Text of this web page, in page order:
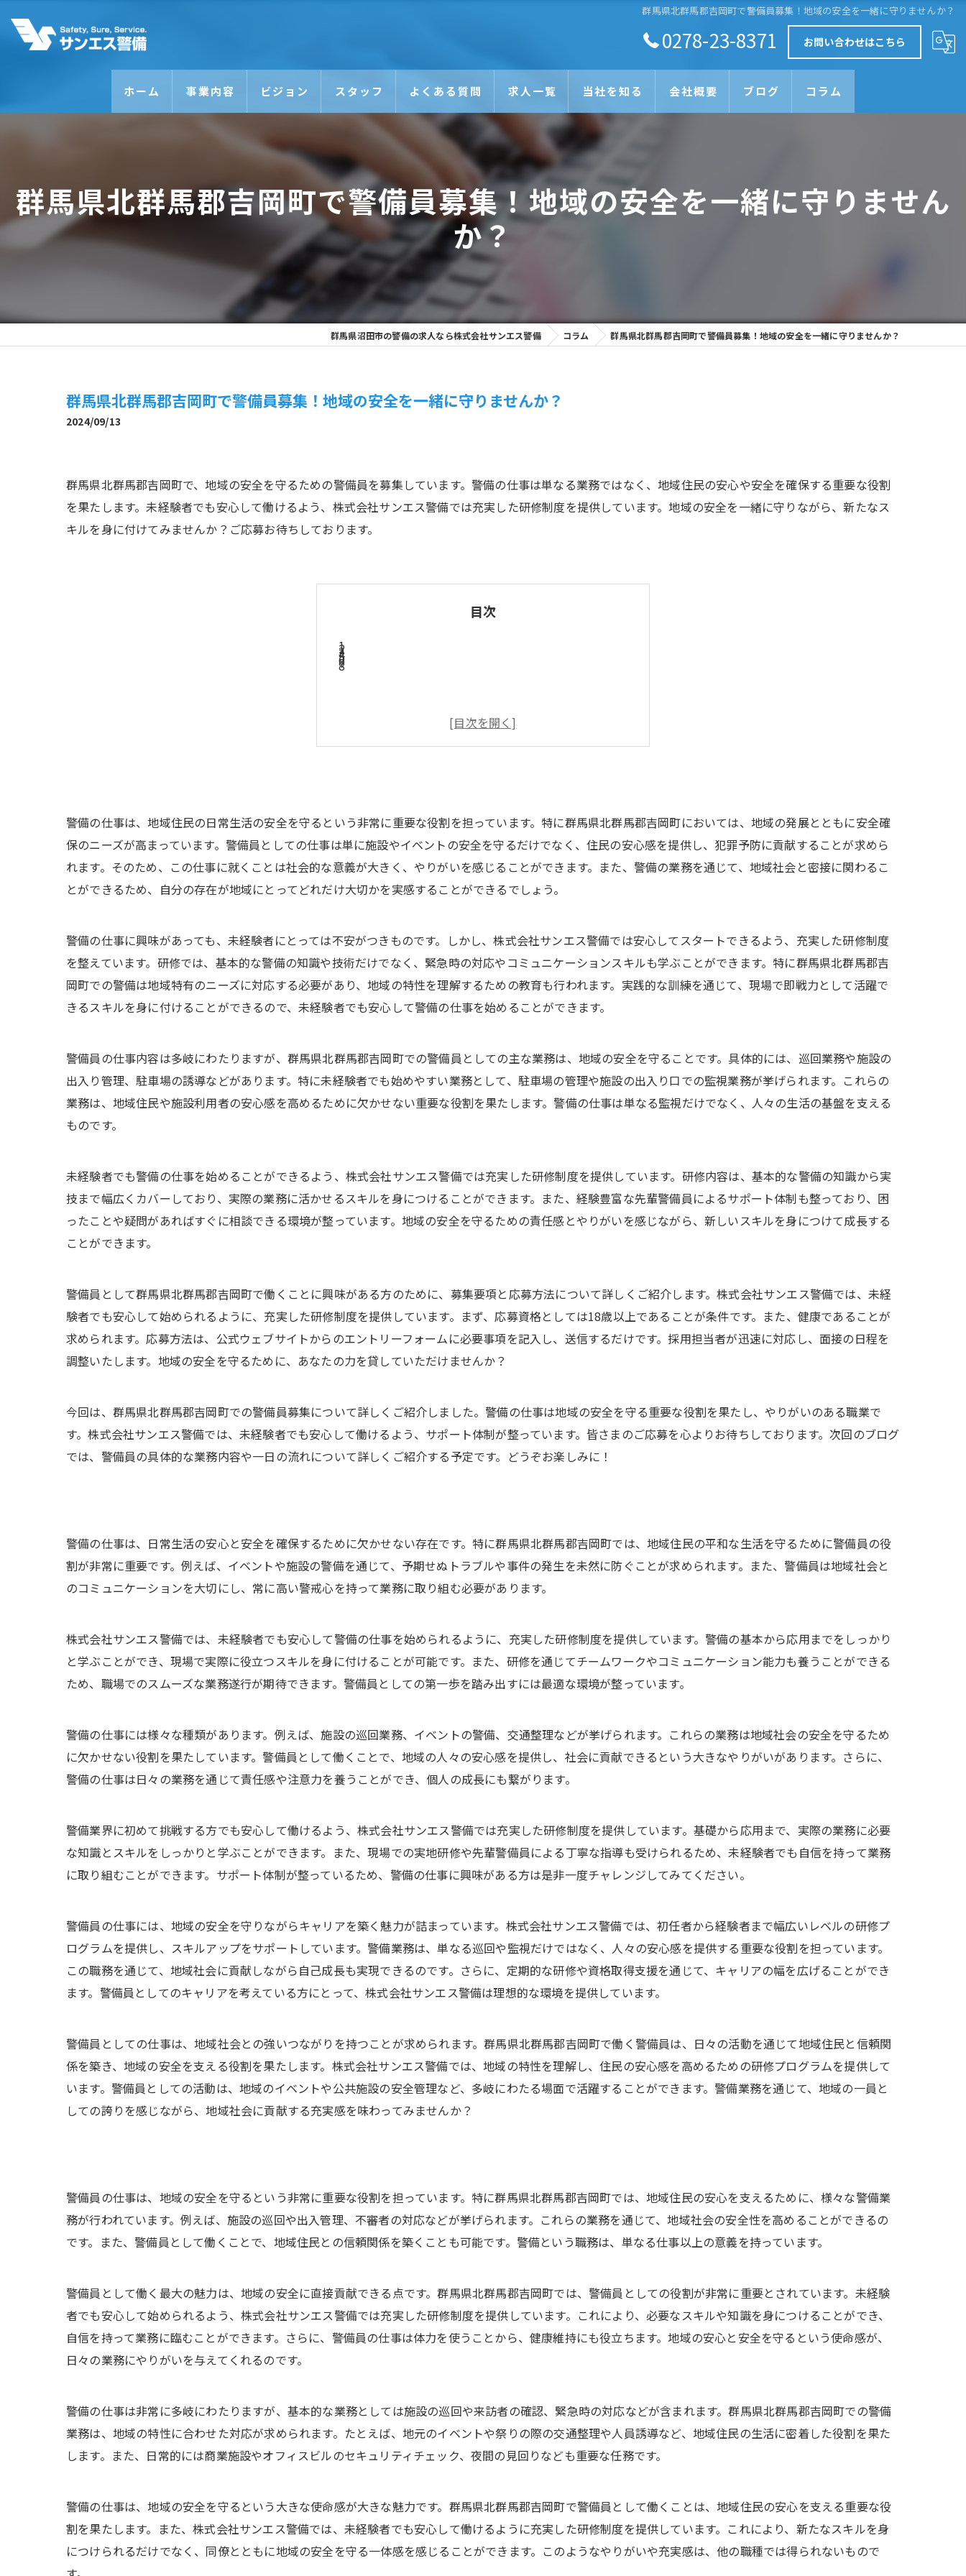
群馬県北群馬郡吉岡町で警備員募集！地域の安全を一緒に守りませんか？
0278-23-8371 お問い合わせはこちら
ホーム 事業内容 ビジョン スタッフ よくある質問 求人一覧 当社を知る
未経験
正社員
会社概要 ブログ コラム
群馬県北群馬郡吉岡町で警備員募集！地域の安全を一緒に守りません
か？
群馬県沼田市の警備の求人なら株式会社サンエス警備 コラム 群馬県北群馬郡吉岡町で警備員募集！地域の安全を一緒に守りませんか？
群馬県北群馬郡吉岡町で警備員募集！地域の安全を一緒に守りませんか？
2024/09/13
群馬県北群馬郡吉岡町で、地域の安全を守るための警備員を募集しています。警備の仕事は単なる業務ではなく、地域住民の安心や安全を確保する重要な役割
を果たします。未経験者でも安心して働けるよう、株式会社サンエス警備では充実した研修制度を提供しています。地域の安全を一緒に守りながら、新たなス
キルを身に付けてみませんか？ご応募お待ちしております。
目次
警備の仕事は、地域住民の日常生活の安全を守るという非常に重要な役割を担っています。特に群馬県北群馬郡吉岡町においては、地域の発展とともに安全確
保のニーズが高まっています。警備員としての仕事は単に施設やイベントの安全を守るだけでなく、住民の安心感を提供し、犯罪予防に貢献することが求めら
れます。そのため、この仕事に就くことは社会的な意義が大きく、やりがいを感じることができます。また、警備の業務を通じて、地域社会と密接に関わるこ
とができるため、自分の存在が地域にとってどれだけ大切かを実感することができるでしょう。
警備の仕事に興味があっても、未経験者にとっては不安がつきものです。しかし、株式会社サンエス警備では安心してスタートできるよう、充実した研修制度
を整えています。研修では、基本的な警備の知識や技術だけでなく、緊急時の対応やコミュニケーションスキルも学ぶことができます。特に群馬県北群馬郡吉
岡町での警備は地域特有のニーズに対応する必要があり、地域の特性を理解するための教育も行われます。実践的な訓練を通じて、現場で即戦力として活躍で
きるスキルを身に付けることができるので、未経験者でも安心して警備の仕事を始めることができます。
警備員の仕事内容は多岐にわたりますが、群馬県北群馬郡吉岡町での警備員としての主な業務は、地域の安全を守ることです。具体的には、巡回業務や施設の
出入り管理、駐車場の誘導などがあります。特に未経験者でも始めやすい業務として、駐車場の管理や施設の出入り口での監視業務が挙げられます。これらの
業務は、地域住民や施設利用者の安心感を高めるために欠かせない重要な役割を果たします。警備の仕事は単なる監視だけでなく、人々の生活の基盤を支える
ものです。
未経験者でも警備の仕事を始めることができるよう、株式会社サンエス警備では充実した研修制度を提供しています。研修内容は、基本的な警備の知識から実
技まで幅広くカバーしており、実際の業務に活かせるスキルを身につけることができます。また、経験豊富な先輩警備員によるサポート体制も整っており、困
ったことや疑問があればすぐに相談できる環境が整っています。地域の安全を守るための責任感とやりがいを感じながら、新しいスキルを身につけて成長する
ことができます。
警備員として群馬県北群馬郡吉岡町で働くことに興味がある方のために、募集要項と応募方法について詳しくご紹介します。株式会社サンエス警備では、未経
験者でも安心して始められるように、充実した研修制度を提供しています。まず、応募資格としては18歳以上であることが条件です。また、健康であることが
求められます。応募方法は、公式ウェブサイトからのエントリーフォームに必要事項を記入し、送信するだけです。採用担当者が迅速に対応し、面接の日程を
調整いたします。地域の安全を守るために、あなたの力を貸していただけませんか？
今回は、群馬県北群馬郡吉岡町での警備員募集について詳しくご紹介しました。警備の仕事は地域の安全を守る重要な役割を果たし、やりがいのある職業で
す。株式会社サンエス警備では、未経験者でも安心して働けるよう、サポート体制が整っています。皆さまのご応募を心よりお待ちしております。次回のブログ
では、警備員の具体的な業務内容や一日の流れについて詳しくご紹介する予定です。どうぞお楽しみに！
警備の仕事は、日常生活の安心と安全を確保するために欠かせない存在です。特に群馬県北群馬郡吉岡町では、地域住民の平和な生活を守るために警備員の役
割が非常に重要です。例えば、イベントや施設の警備を通じて、予期せぬトラブルや事件の発生を未然に防ぐことが求められます。また、警備員は地域社会と
のコミュニケーションを大切にし、常に高い警戒心を持って業務に取り組む必要があります。
株式会社サンエス警備では、未経験者でも安心して警備の仕事を始められるように、充実した研修制度を提供しています。警備の基本から応用までをしっかり
と学ぶことができ、現場で実際に役立つスキルを身に付けることが可能です。また、研修を通じてチームワークやコミュニケーション能力も養うことができる
ため、職場でのスムーズな業務遂行が期待できます。警備員としての第一歩を踏み出すには最適な環境が整っています。
警備の仕事には様々な種類があります。例えば、施設の巡回業務、イベントの警備、交通整理などが挙げられます。これらの業務は地域社会の安全を守るため
に欠かせない役割を果たしています。警備員として働くことで、地域の人々の安心感を提供し、社会に貢献できるという大きなやりがいがあります。さらに、
警備の仕事は日々の業務を通じて責任感や注意力を養うことができ、個人の成長にも繋がります。
警備業界に初めて挑戦する方でも安心して働けるよう、株式会社サンエス警備では充実した研修制度を提供しています。基礎から応用まで、実際の業務に必要
な知識とスキルをしっかりと学ぶことができます。また、現場での実地研修や先輩警備員による丁寧な指導も受けられるため、未経験者でも自信を持って業務
に取り組むことができます。サポート体制が整っているため、警備の仕事に興味がある方は是非一度チャレンジしてみてください。
警備員の仕事には、地域の安全を守りながらキャリアを築く魅力が詰まっています。株式会社サンエス警備では、初任者から経験者まで幅広いレベルの研修プ
ログラムを提供し、スキルアップをサポートしています。警備業務は、単なる巡回や監視だけではなく、人々の安心感を提供する重要な役割を担っています。
この職務を通じて、地域社会に貢献しながら自己成長も実現できるのです。さらに、定期的な研修や資格取得支援を通じて、キャリアの幅を広げることができ
ます。警備員としてのキャリアを考えている方にとって、株式会社サンエス警備は理想的な環境を提供しています。
警備員としての仕事は、地域社会との強いつながりを持つことが求められます。群馬県北群馬郡吉岡町で働く警備員は、日々の活動を通じて地域住民と信頼関
係を築き、地域の安全を支える役割を果たします。株式会社サンエス警備では、地域の特性を理解し、住民の安心感を高めるための研修プログラムを提供して
います。警備員としての活動は、地域のイベントや公共施設の安全管理など、多岐にわたる場面で活躍することができます。警備業務を通じて、地域の一員と
しての誇りを感じながら、地域社会に貢献する充実感を味わってみませんか？
警備員の仕事は、地域の安全を守るという非常に重要な役割を担っています。特に群馬県北群馬郡吉岡町では、地域住民の安心を支えるために、様々な警備業
務が行われています。例えば、施設の巡回や出入管理、不審者の対応などが挙げられます。これらの業務を通じて、地域社会の安全性を高めることができるの
です。また、警備員として働くことで、地域住民との信頼関係を築くことも可能です。警備という職務は、単なる仕事以上の意義を持っています。
警備員として働く最大の魅力は、地域の安全に直接貢献できる点です。群馬県北群馬郡吉岡町では、警備員としての役割が非常に重要とされています。未経験
者でも安心して始められるよう、株式会社サンエス警備では充実した研修制度を提供しています。これにより、必要なスキルや知識を身につけることができ、
自信を持って業務に臨むことができます。さらに、警備員の仕事は体力を使うことから、健康維持にも役立ちます。地域の安心と安全を守るという使命感が、
日々の業務にやりがいを与えてくれるのです。
警備の仕事は非常に多岐にわたりますが、基本的な業務としては施設の巡回や来訪者の確認、緊急時の対応などが含まれます。群馬県北群馬郡吉岡町での警備
業務は、地域の特性に合わせた対応が求められます。たとえば、地元のイベントや祭りの際の交通整理や人員誘導など、地域住民の生活に密着した役割を果た
します。また、日常的には商業施設やオフィスビルのセキュリティチェック、夜間の見回りなども重要な任務です。
警備の仕事は、地域の安全を守るという大きな使命感が大きな魅力です。群馬県北群馬郡吉岡町で警備員として働くことは、地域住民の安心を支える重要な役
割を果たします。また、株式会社サンエス警備では、未経験者でも安心して働けるように充実した研修制度を提供しています。これにより、新たなスキルを身
につけられるだけでなく、同僚とともに地域の安全を守る一体感を感じることができます。このようなやりがいや充実感は、他の職種では得られないもので